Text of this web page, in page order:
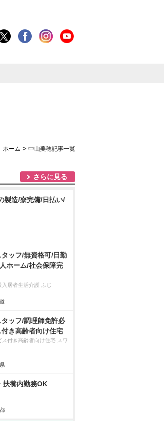
ホーム > 中山美穂記事一覧
さらに見る
製造/寮完備/日払い/
タッフ/無資格可/日勤
ホーム/社会保障完
居者生活介護 ふじ
タッフ/調理師免許必
き高齢者向け住宅
付き高齢者向け住宅 スワ
扶養内勤務OK